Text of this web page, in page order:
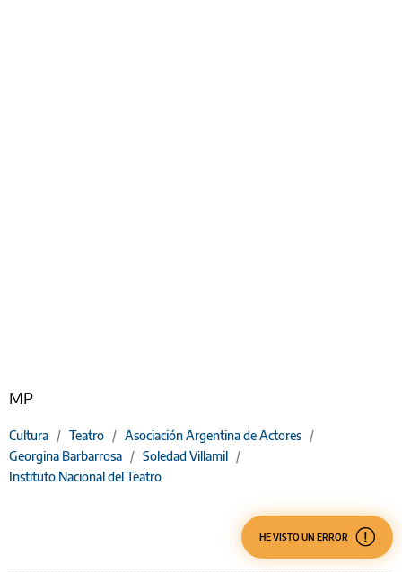
MP
Cultura / Teatro / Asociación Argentina de Actores /
Georgina Barbarrosa / Soledad Villamil /
Instituto Nacional del Teatro
HE VISTO UN ERROR